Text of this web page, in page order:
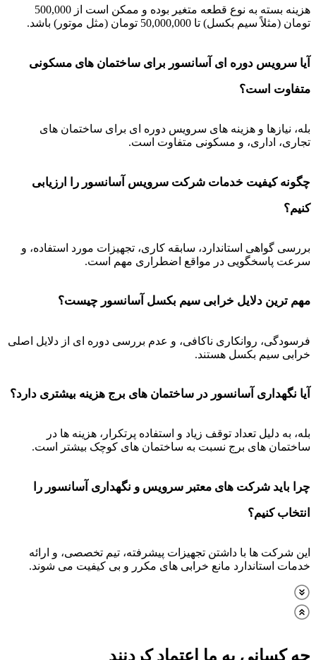
هزینه بسته به نوع قطعه متغیر بوده و ممکن است از 500,000
تومان (مثلاً سیم بکسل) تا 50,000,000 تومان (مثل موتور) باشد.
آیا سرویس دوره ای آسانسور برای ساختمان های مسکونی
متفاوت است؟
بله، نیازها و هزینه های سرویس دوره ای برای ساختمان های
تجاری، اداری، و مسکونی متفاوت است.
چگونه کیفیت خدمات شرکت سرویس آسانسور را ارزیابی
کنیم؟
بررسی گواهی استاندارد، سابقه کاری، تجهیزات مورد استفاده، و
سرعت پاسخگویی در مواقع اضطراری مهم است.
مهم ترین دلایل خرابی سیم بکسل آسانسور چیست؟
فرسودگی، روانکاری ناکافی، و عدم بررسی دوره ای از دلایل اصلی
خرابی سیم بکسل هستند.
آیا نگهداری آسانسور در ساختمان های برج هزینه بیشتری دارد؟
بله، به دلیل تعداد توقف زیاد و استفاده پرتکرار، هزینه ها در
ساختمان های برج نسبت به ساختمان های کوچک بیشتر است.
چرا باید شرکت های معتبر سرویس و نگهداری آسانسور را
انتخاب کنیم؟
این شرکت ها با داشتن تجهیزات پیشرفته، تیم تخصصی، و ارائه
خدمات استاندارد مانع خرابی های مکرر و بی کیفیت می شوند.
چه کسانی به ما اعتماد کردنند